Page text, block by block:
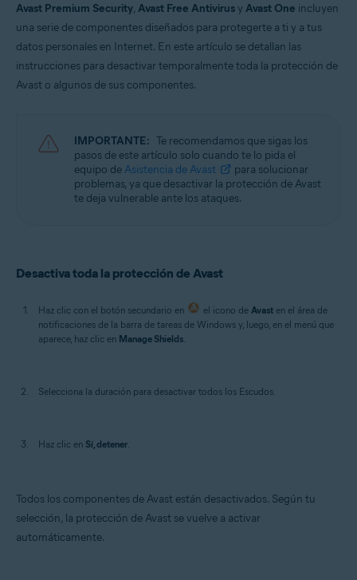
Avast Free Antivirus
Avast One
Avast Premium Security, Avast Free Antivirusy Avast One incluyen
una serie de componentes diseñados para protegerte a ti y a tus
datos personales en Internet. En este artículo se detallan las
instrucciones para desactivar temporalmente toda la protección de
Avast o algunos de sus componentes.
IMPORTANTE: Te recomendamos que sigas los
pasos de este artículo solo cuando te lo pida el
equipo de Asistencia de Avast
para solucionar
problemas, ya que desactivar la protección de Avast
te deja vulnerable ante los ataques.
Desactiva toda la protección de Avast
Haz clic con el botón secundario en el icono deAvast en el área de
notificaciones de la barra de tareas de Windows y, luego, en el menú que
aparece, haz clic en Manage Shields.
Selecciona la duración para desactivar todos los Escudos.
Haz clic en Sí, detener.
Todos los componentes de Avast están desactivados. Según tu
selección, la protección de Avast se vuelve a activar
automáticamente.